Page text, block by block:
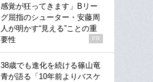
感覚が狂ってきます」Bリー
グ屈指のシューター・安藤周
人が明かす“見える”ことの重
要性
PR
38歳でも進化を続ける篠山竜
青が語る「10年前よりバスケ